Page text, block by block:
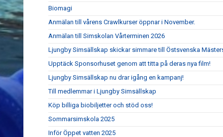
Biomagi
Anmälan till vårens Crawlkurser öppnar i November.
Anmälan till Simskolan Vårterminen 2026
Ljungby Simsällskap skickar simmare till Östsvenska
Upptäck Sponsorhuset genom att titta på deras nya film!
Ljungby Simsällskap nu drar igång en kampanj!
Till medlemmar i Ljungby Simsällskap
Köp billiga biobiljetter och stöd oss!
Sommarsimskola 2025
Inför Öppet vatten 2025